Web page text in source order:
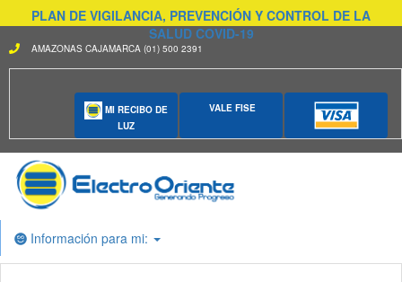
PLAN DE VIGILANCIA, PREVENCIÓN Y CONTROL DE LA
SALUD COVID-19
AMAZONAS CAJAMARCA (01) 500 2391
MI RECIBO DE
LUZ
VALE FISE
Información para mi: